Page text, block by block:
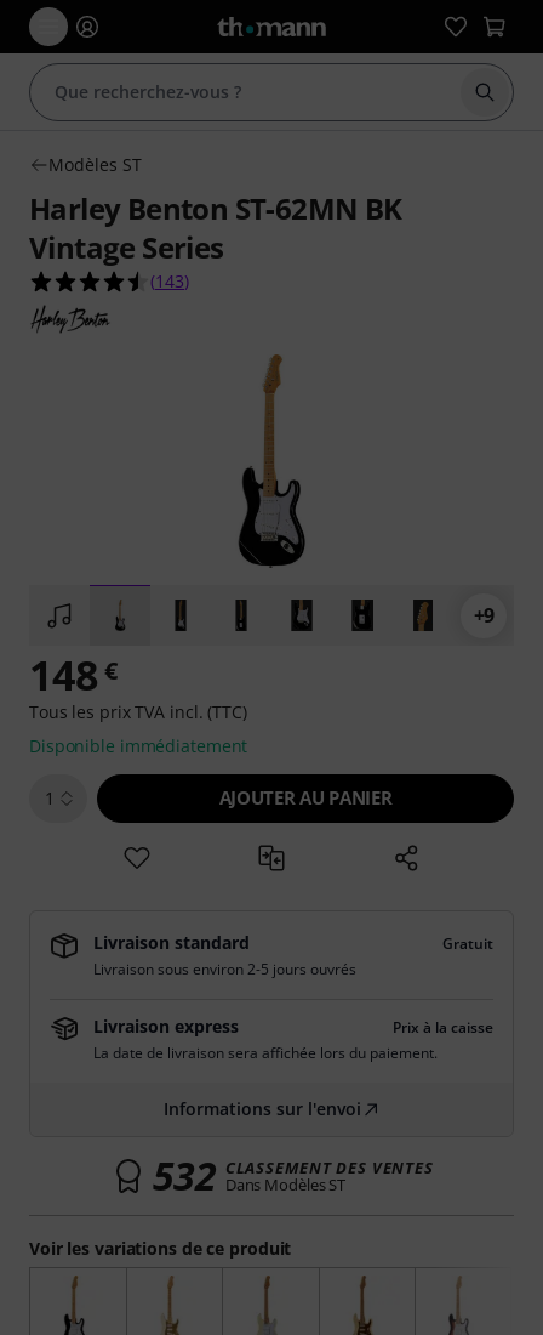
Modèles ST
Harley Benton ST-62MN BK
Vintage Series
4.5 étoiles sur 5 d'après 143 évaluations clients
(143)
+9
Voir les variations de ce produit
148 €
Tous les prix TVA incl. (TTC)
Disponible immédiatement
1 AJOUTER AU PANIER
Livraison standard
Gratuit
Livraison sous environ 2-5 jours ouvrés
Livraison express
Prix à la caisse
La date de livraison sera affichée lors du paiement.
Informations sur l'envoi
532 CLASSEMENT DES VENTES
Dans Modèles ST